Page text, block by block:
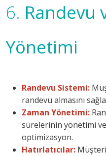
6. Randevu
Yönetimi
Randevu Sistemi:
randevu almasını
Zaman Yönetimi:
sürelerinin yönetimi
optimizasyon.
Hatırlatıcılar: